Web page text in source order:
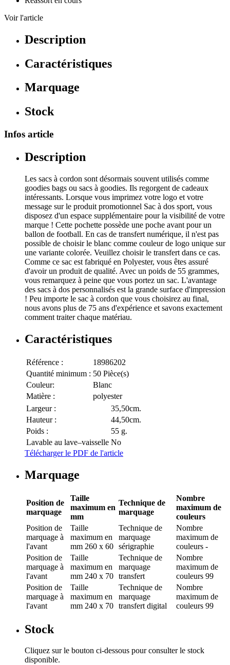
Voir l'article
Description
Caractéristiques
Marquage
Stock
Infos article
Description
Les sacs à cordon sont désormais souvent utilisés comme
goodies bags ou sacs à goodies. Ils regorgent de cadeaux
intéressants. Lorsque vous imprimez votre logo et votre
message sur le produit promotionnel Sac à dos sport, vous
disposez d'un espace supplémentaire pour la visibilité de votre
marque ! Cette pochette possède une poche avant pour un
ballon de football. En cas de transfert numérique, il n'est pas
possible de choisir le blanc comme couleur de logo unique sur
une variante colorée. Veuillez choisir le transfert dans ce cas.
Comme ce sac est fabriqué en Polyester, vous êtes assuré
d'avoir un produit de qualité. Avec un poids de 55 grammes,
vous remarquez à peine que vous portez un sac. L'avantage
des sacs à dos personnalisés est la grande surface d'impression
! Peu importe le sac à cordon que vous choisirez au final,
nous avons plus de 75 ans d'expérience et savons exactement
comment traiter chaque matériau.
Caractéristiques
Référence :
18986202
Quantité minimum : 50 Pièce(s)
Couleur:
Blanc
Matière :
polyester
Largeur :
35,50cm.
Hauteur :
44,50cm.
Poids :
55 g.
Lavable au lave–vaisselle No
Télécharger le PDF de l'article
Marquage
Position de
marquage
Taille
maximum en
mm
Technique de
marquage
Nombre
maximum de
couleurs
Position de
marquage à
l'avant
Taille
maximum en
mm 260 x 60
Technique de
marquage
sérigraphie
Nombre
maximum de
couleurs -
Position de
marquage à
l'avant
Taille
maximum en
mm 240 x 70
Technique de
marquage
transfert
Nombre
maximum de
couleurs 99
Position de
marquage à
l'avant
Taille
maximum en
mm 240 x 70
Technique de
marquage
transfert digital
Nombre
maximum de
couleurs 99
Stock
Cliquez sur le bouton ci-dessous pour consulter le stock
disponible.